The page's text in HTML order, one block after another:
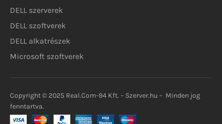
DELL szerverek
DELL szoftverek
DELL alkatrészek
Microsoft szoftverek
Copyright © 2025 Real.Com-94 Kft. – Szerver.hu – Minden jog
fenntartva.